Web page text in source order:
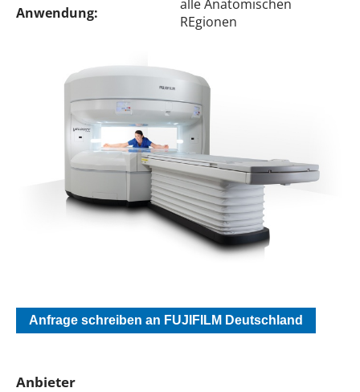
Anwendung:
alle Anatomischen
REgionen
Anfrage schreiben an FUJIFILM Deutschland
Anbieter